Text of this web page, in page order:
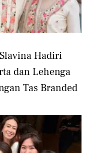
Hadiri
dan Lehenga
Tas Branded